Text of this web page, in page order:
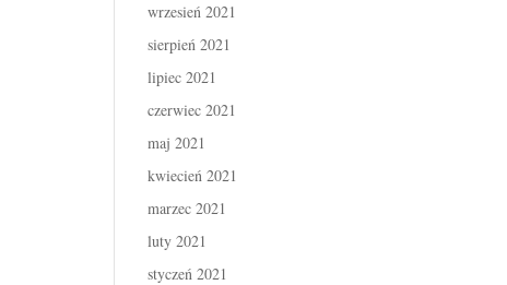
wrzesień 2021
sierpień 2021
lipiec 2021
czerwiec 2021
maj 2021
kwiecień 2021
marzec 2021
luty 2021
styczeń 2021